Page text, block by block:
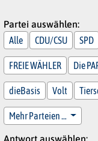
Partei auswählen:
Alle
CDU/CSU SPD
FREIE WÄHLER Die
dieBasis Volt
Mehr Parteien …
Antwort auswählen: